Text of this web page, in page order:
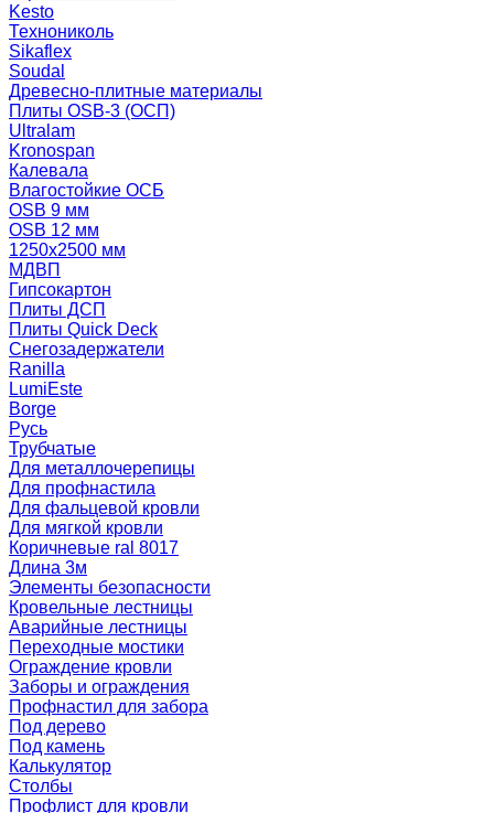
Kesto
Технониколь
Sikaflex
Soudal
Древесно-плитные материалы
Плиты OSB-3 (ОСП)
Ultralam
Kronospan
Калевала
Влагостойкие ОСБ
OSB 9 мм
OSB 12 мм
1250х2500 мм
МДВП
Гипсокартон
Плиты ДСП
Плиты Quick Deck
Снегозадержатели
Ranilla
LumiEste
Borge
Русь
Трубчатые
Для металлочерепицы
Для профнастила
Для фальцевой кровли
Для мягкой кровли
Коричневые ral 8017
Длина 3м
Элементы безопасности
Кровельные лестницы
Аварийные лестницы
Переходные мостики
Ограждение кровли
Заборы и ограждения
Профнастил для забора
Под дерево
Под камень
Калькулятор
Столбы
Профлист для кровли